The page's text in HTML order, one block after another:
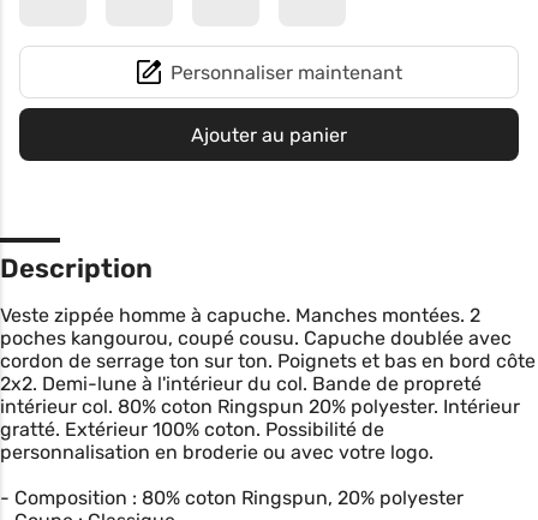
Personnaliser maintenant
Ajouter au panier
Description
Veste zippée homme à capuche. Manches montées. 2
poches kangourou, coupé cousu. Capuche doublée avec
cordon de serrage ton sur ton. Poignets et bas en bord côte
2x2. Demi-lune à l'intérieur du col. Bande de propreté
intérieur col. 80% coton Ringspun 20% polyester. Intérieur
gratté. Extérieur 100% coton. Possibilité de
personnalisation en broderie ou avec votre logo.
- Composition : 80% coton Ringspun, 20% polyester